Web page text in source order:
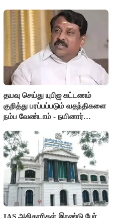
தயவு செய்து யுபிஐ கட்டணம்
குறித்து பரப்பப்படும் வதந்திகளை
நம்ப வேண்டாம் - நயினார்